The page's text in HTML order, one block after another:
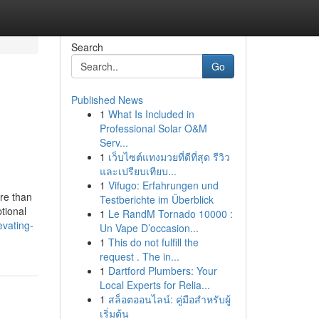
than
Search
Go
Published News
1 What Is Included in
Professional Solar O&M
Serv...
1 เว็บไซต์แทงมวยที่ดีที่สุด รีวิว
และเปรียบเทียบ...
1 Vifugo: Erfahrungen und
Testberichte im Überblick
1 Le RandM Tornado 10000 :
Un Vape D’occasion...
1 This do not fulfill the
request . The in...
1 Dartford Plumbers: Your
Local Experts for Relia...
1 สล็อตออนไลน์: คู่มือสำหรับผู้
เริ่มต้น